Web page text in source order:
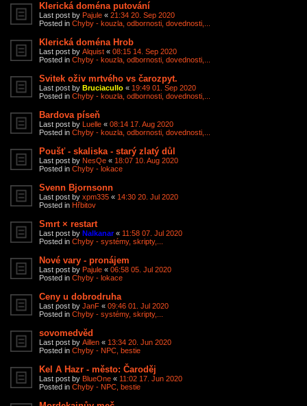
Klerická doména putování
Last post by Pajule « 21:34 20. Sep 2020
Posted in Chyby - kouzla, odbornosti, dovednosti,...
Klerická doména Hrob
Last post by Alquist « 08:15 14. Sep 2020
Posted in Chyby - kouzla, odbornosti, dovednosti,...
Svitek oživ mrtvého vs čarozpyt.
Last post by Bruciacullo « 19:49 01. Sep 2020
Posted in Chyby - kouzla, odbornosti, dovednosti,...
Bardova píseň
Last post by Luelle « 08:14 17. Aug 2020
Posted in Chyby - kouzla, odbornosti, dovednosti,...
Poušť - skaliska - starý zlatý důl
Last post by NesQe « 18:07 10. Aug 2020
Posted in Chyby - lokace
Svenn Bjornsonn
Last post by xpm335 « 14:30 20. Jul 2020
Posted in Hřbitov
Smrt × restart
Last post by Nalkanar« 11:58 07. Jul 2020
Posted in Chyby - systémy, skripty,...
Nové vary - pronájem
Last post by Pajule « 06:58 05. Jul 2020
Posted in Chyby - lokace
Ceny u dobrodruha
Last post by JanF « 09:46 01. Jul 2020
Posted in Chyby - systémy, skripty,...
sovomedvěd
Last post by Aillen « 13:34 20. Jun 2020
Posted in Chyby - NPC, bestie
Kel A Hazr - město: Čaroděj
Last post by BlueOne « 11:02 17. Jun 2020
Posted in Chyby - NPC, bestie